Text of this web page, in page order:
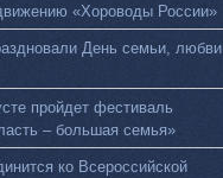
«Хороводы России»
День семьи, любви
пройдет фестиваль
– большая семья»
ко Всероссийской